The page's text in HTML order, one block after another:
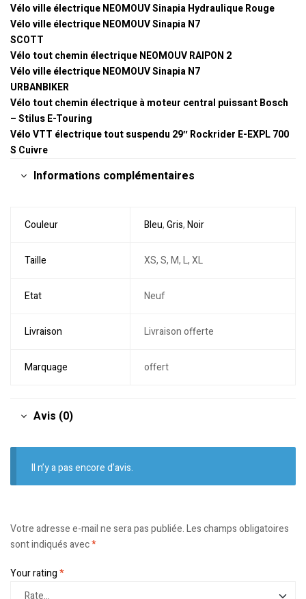
Vélo ville électrique NEOMOUV Sinapia Hydraulique Rouge
Vélo ville électrique NEOMOUV Sinapia N7
SCOTT
Vélo tout chemin électrique NEOMOUV RAIPON 2
Vélo ville électrique NEOMOUV Sinapia N7
URBANBIKER
Vélo tout chemin électrique à moteur central puissant Bosch
– Stilus E-Touring
Vélo VTT électrique tout suspendu 29″ Rockrider E-EXPL 700
S Cuivre
Informations complémentaires
Couleur Bleu,Gris,Noir
Taille XS, S, M, L, XL
Etat Neuf
Livraison Livraison offerte
Marquage offert
Avis (0)
Il n’y a pas encore d’avis.
Votre adresse e-mail ne sera pas publiée.Les champs obligatoires
sont indiqués avec*
Your rating*